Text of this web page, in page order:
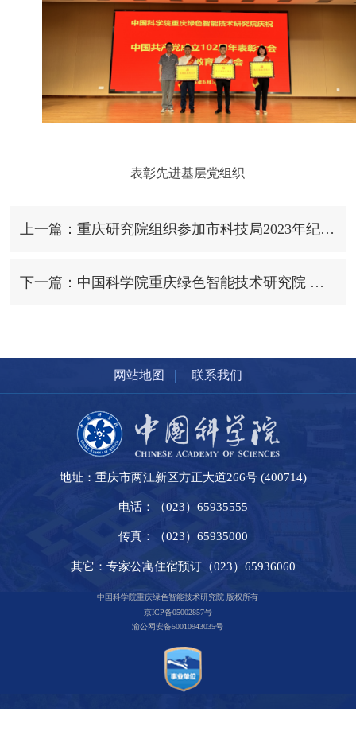
表彰先进基层党组织
上一篇：重庆研究院组织参加市科技局2023年纪检干部监督检查工作专题培训班
下一篇：中国科学院重庆绿色智能技术研究院 国科大重庆学院圆满举行2023届研究生毕业典礼暨学位授予仪式
网站地图 | 联系我们
地址：重庆市两江新区方正大道266号 (400714)
电话：（023）65935555
传真：（023）65935000
其它：专家公寓住宿预订（023）65936060
中国科学院重庆绿色智能技术研究院 版权所有
京ICP备05002857号
渝公网安备50010943035号